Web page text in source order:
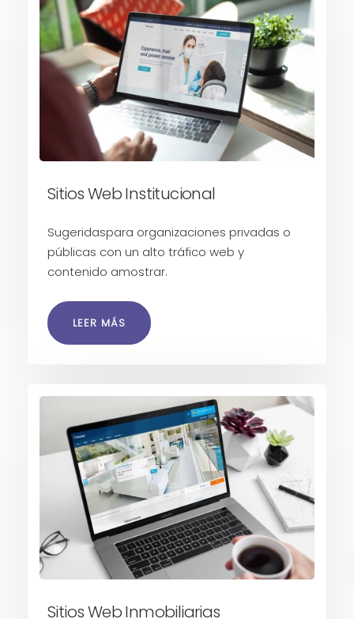
Sitios Web Institucional
Sugeridaspara organizaciones privadas o
públicas con un alto tráfico web y
contenido amostrar.
LEER MÁS
Sitios Web Inmobiliarias